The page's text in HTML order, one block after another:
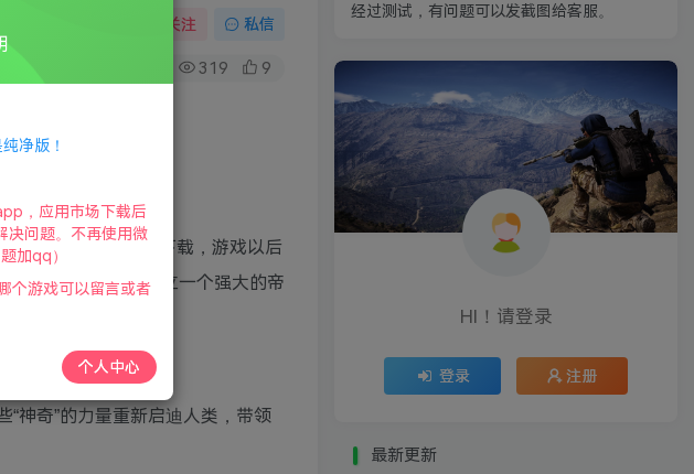
关注 私信
319 9
废土帝国人类复兴下载，游戏以后
要发展和战斗，建立一个强大的帝
神奇”的力量重新启迪人类，带领
经过测试，有问题可以发截图给客服。
HI！请登录
登录 注册
最新更新
净版！
，应用市场下载后
决问题。不再使用微
加qq）
个游戏可以留言或者
个人中心